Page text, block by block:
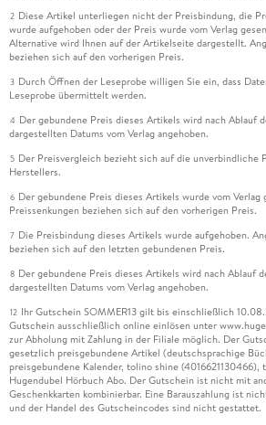
2 Diese Artikel unterliegen nicht der Preisbindung, die
wurde aufgehoben oder der Preis wurde vom Verlag
Alternative wird Ihnen auf der Artikelseite dargestellt.
beziehen sich auf den vorherigen Preis.
3 Durch Öffnen der Leseprobe willigen Sie ein, dass
Leseprobe übermittelt werden.
4 Der gebundene Preis dieses Artikels wird nach Ablauf
dargestellten Datums vom Verlag angehoben.
5 Der Preisvergleich bezieht sich auf die unverbindliche
Herstellers.
6 Der gebundene Preis dieses Artikels wurde vom Verlag
Preissenkungen beziehen sich auf den vorherigen Preis.
7 Die Preisbindung dieses Artikels wurde aufgehoben.
beziehen sich auf den letzten gebundenen Preis.
8 Der gebundene Preis dieses Artikels wird nach Ablauf
dargestellten Datums vom Verlag angehoben.
12 Ihr Gutschein SOMMER13 gilt bis einschließlich
Gutschein ausschließlich online einlösen unter
zur Abholung mit Zahlung in der Filiale möglich. Der
gesetzlich preisgebundene Artikel (deutschsprachige
preisgebundene Kalender, tolino shine (4016621130466),
Hugendubel Hörbuch Abo. Der Gutschein ist nicht mit
Geschenkkarten kombinierbar. Eine Barauszahlung ist
und der Handel des Gutscheincodes sind nicht gestattet.